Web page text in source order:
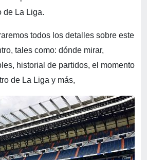
de La Liga.
todos los detalles sobre este
tales como: dónde mirar,
historial de partidos, el momento
de La Liga y más,